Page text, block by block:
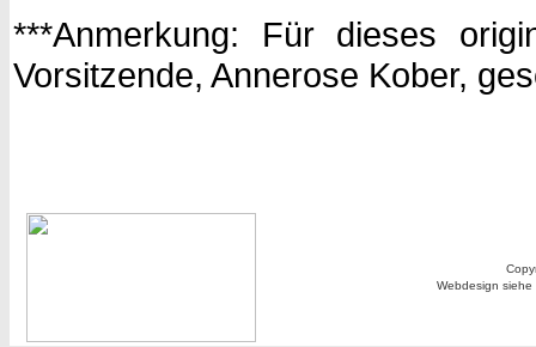
***Anmerkung: Für dieses
Vorsitzende, Annerose Kober,
Webdesign siehe